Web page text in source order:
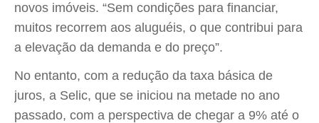
novos imóveis. “Sem condições para financiar,
muitos recorrem aos aluguéis, o que contribui para
a elevação da demanda e do preço”.
No entanto, com a redução da taxa básica de
juros, a Selic, que se iniciou na metade no ano
passado, com a perspectiva de chegar a 9% até o